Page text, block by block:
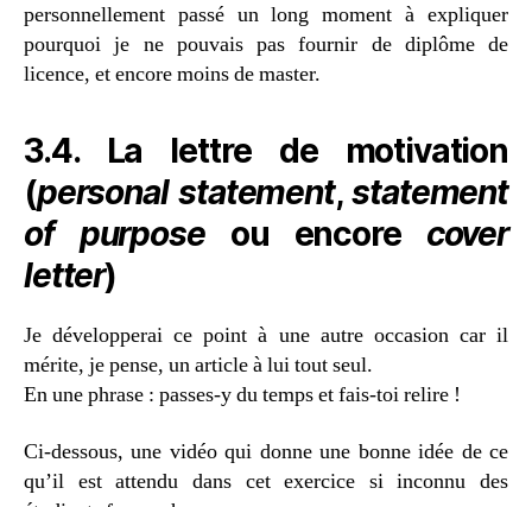
personnellement passé un long moment à expliquer
pourquoi je ne pouvais pas fournir de diplôme de
licence, et encore moins de master.
3.4. La lettre de motivation
(personal statement,statement
of purposeou encorecover
letter)
Je développerai ce point à une autre occasion car il
mérite, je pense, un article à lui tout seul.
En une phrase : passes-y du temps et fais-toi relire !
Ci-dessous, une vidéo qui donne une bonne idée de ce
qu’il est attendu dans cet exercice si inconnu des